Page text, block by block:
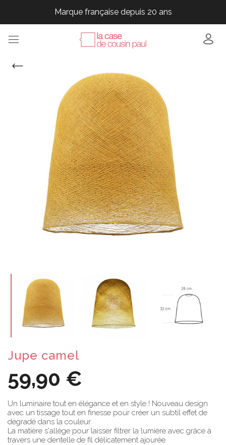
Marque française depuis 20 ans
Marque française depuis 20 ans
Marque française depuis 20 ans
Jupe camel
59,90 €
Un luminaire tout en élégance et en style ! Nouveau design
avec un tissage tout en finesse pour créer un subtil effet de
dégradé dans la couleur.
La matière s'allège pour laisser filtrer la lumière avec grâce à
travers une dentelle de fil délicatement ajourée.